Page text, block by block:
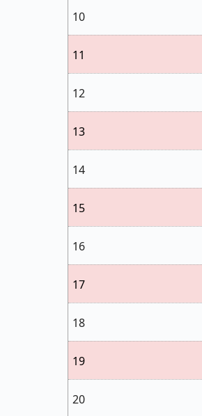
10
11
12
13
14
15
16
17
18
19
20